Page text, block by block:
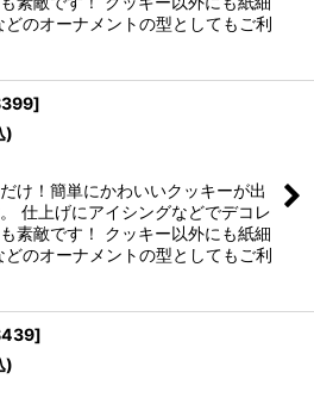
どのオーナメントの型としてもご利
]
)
け！簡単にかわいいクッキーが出
仕上げにアイシングなどでデコレ
素敵です！ クッキー以外にも紙細
どのオーナメントの型としてもご利
]
)